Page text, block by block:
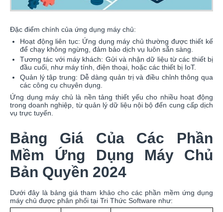
Đặc điểm chính của ứng dụng máy chủ:
Hoạt động liên tục: Ứng dụng máy chủ thường được thiết kế
để chạy không ngừng, đảm bảo dịch vụ luôn sẵn sàng.
Tương tác với máy khách: Gửi và nhận dữ liệu từ các thiết bị
đầu cuối, như máy tính, điện thoại, hoặc các thiết bị IoT.
Quản lý tập trung: Dễ dàng quản trị và điều chỉnh thông qua
các công cụ chuyên dụng.
Ứng dụng máy chủ là nền tảng thiết yếu cho nhiều hoạt động
trong doanh nghiệp, từ quản lý dữ liệu nội bộ đến cung cấp dịch
vụ trực tuyến.
Bảng Giá Của Các Phần
Mềm Ứng Dụng Máy Chủ
Bản Quyền 2024
Dưới đây là bảng giá tham khảo cho các phần mềm ứng dụng
máy chủ được phân phối tại Tri Thức Software như: